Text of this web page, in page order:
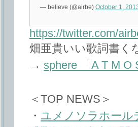
— believe (@airbe) October 1,
https://twitter.com/
畑亜貴いい歌詞書く
→ sphere 「A T M O
＜TOP NEWS＞
・ ユメノソラホール